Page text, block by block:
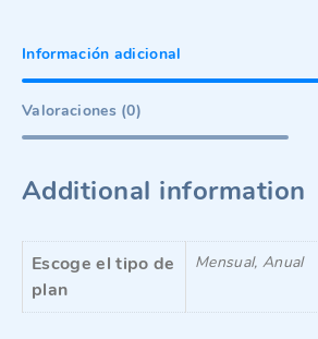
Información adicional
Valoraciones (0)
Additional information
Escoge el tipo de
plan
Mensual, Anual